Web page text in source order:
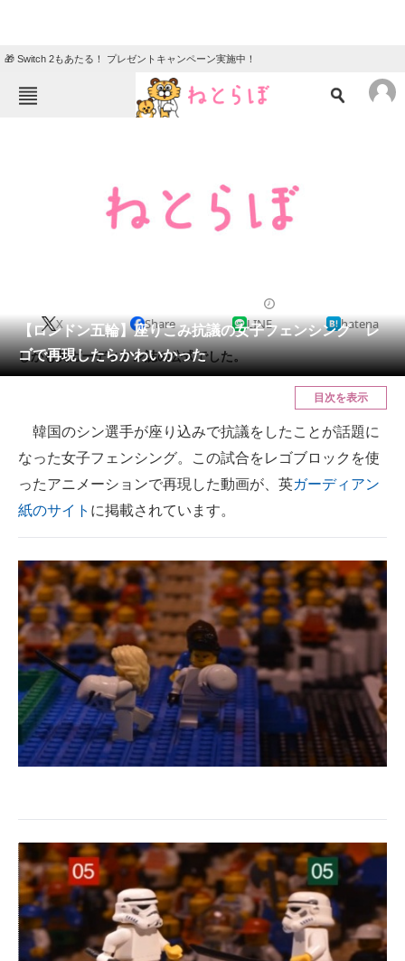
🎁 Switch 2もあたる！ プレゼントキャンペーン実施中！
クイズ
地域
会員記事
メディア
ITの今と未来を見通す
スマホと通信の最新トレンド
進化するPCとデバイスの未来
好きが集まる 比べて選べる
ビジネスと働き方のヒント
AI活用のいまが分かる
企業ITのトレンドを詳説
経営リーダーのコミュニティ
マーケ×ITの今がよく分かる
IT製品の技術・比較・事例
製造業のIT導入・活用を支援
モノづくり技術者専門サイト
【ロンドン五輪】座りこみ抗議の女子フェンシング レ
ゴで再現したらかわいかった
X Share LINE hatena
しかも英ガーディアン誌の公式でした。
目次を表示
韓国のシン選手が座り込みで抗議をしたことが話題に
なった女子フェンシング。この試合をレゴブロックを使
ったアニメーションで再現した動画が、英ガーディアン
紙のサイト に掲載されています。